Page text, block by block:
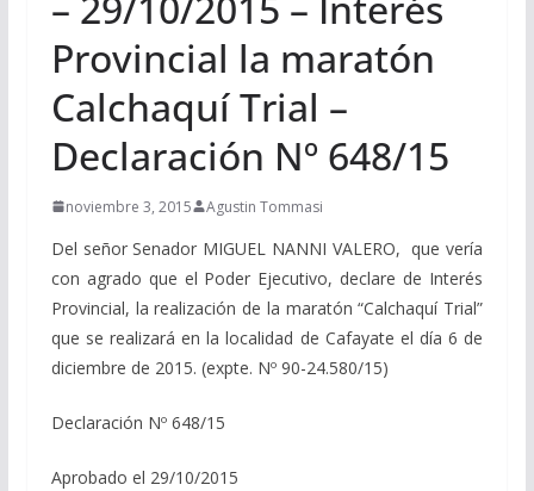
Provincial la maratón
Calchaquí Trial –
Declaración Nº 648/15
noviembre 3, 2015 Agustin Tommasi
Del señor Senador MIGUEL NANNI VALERO, que vería
con agrado que el Poder Ejecutivo, declare de Interés
Provincial, la realización de la maratón “Calchaquí Trial”
que se realizará en la localidad de Cafayate el día 6 de
diciembre de 2015. (expte. Nº 90-24.580/15)
Declaración Nº 648/15
Aprobado el 29/10/2015